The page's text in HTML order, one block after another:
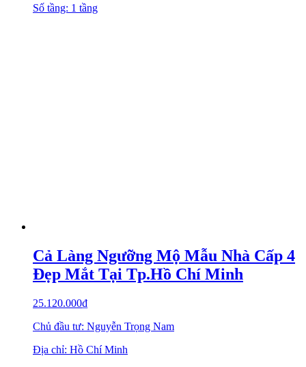
Số tầng: 1 tầng
Cả Làng Ngưỡng Mộ Mẫu Nhà Cấp 4
Đẹp Mắt Tại Tp.Hồ Chí Minh
25.120.000₫
Chủ đầu tư: Nguyễn Trọng Nam
Địa chỉ: Hồ Chí Minh